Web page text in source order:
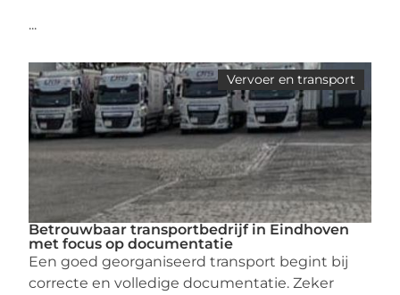
...
Vervoer en transport
Betrouwbaar transportbedrijf in Eindhoven
met focus op documentatie
Een goed georganiseerd transport begint bij
correcte en volledige documentatie. Zeker